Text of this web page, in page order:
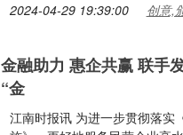
2024-04-29 19:39:00 创意,
金融助力 惠企共赢 联手
“金
江南时报讯 为进一步贯彻落实